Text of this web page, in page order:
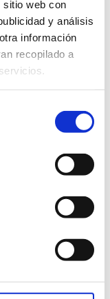
sitio web con
y análisis
información
recopilado a